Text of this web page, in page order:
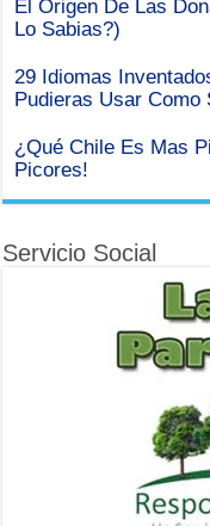
El Origen De Las
Lo Sabias?)
29 Idiomas
Pudieras Usar Como
¿Qué Chile Es Mas
Picores!
Servicio Social